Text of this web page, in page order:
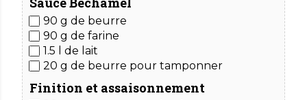
90 g de beurre
90 g de farine
1.5 l de lait
20 g de beurre pour tamponner
Finition et assaisonnement